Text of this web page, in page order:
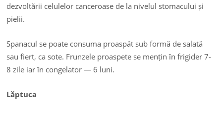
dezvoltării celulelor canceroase de la nivelul stomacului și
pielii.
Spanacul se poate consuma proaspăt sub formă de salată
sau fiert, ca sote. Frunzele proaspete se mențin în frigider 7-
8 zile iar în congelator — 6 luni.
Lăptuca